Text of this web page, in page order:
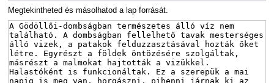
Megtekintheted és másolhatod a lap forrását.